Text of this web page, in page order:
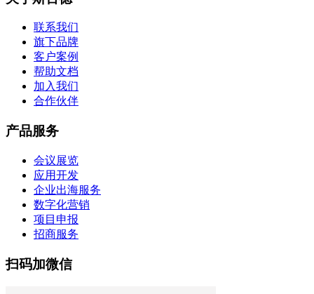
联系我们
旗下品牌
客户案例
帮助文档
加入我们
合作伙伴
产品服务
会议展览
应用开发
企业出海服务
数字化营销
项目申报
招商服务
扫码加微信